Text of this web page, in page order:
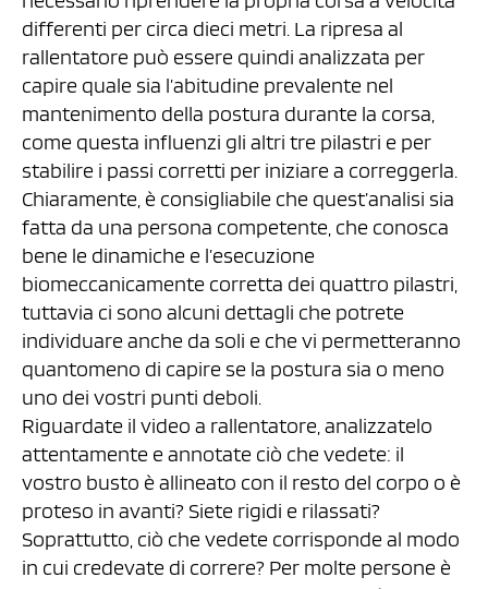
differenti per circa dieci metri. La ripresa al
rallentatore può essere quindi analizzata per
capire quale sia l’abitudine prevalente nel
mantenimento della postura durante la corsa,
come questa influenzi gli altri tre pilastri e per
stabilire i passi corretti per iniziare a correggerla.
Chiaramente, è consigliabile che quest’analisi sia
fatta da una persona competente, che conosca
bene le dinamiche e l’esecuzione
biomeccanicamente corretta dei quattro pilastri,
tuttavia ci sono alcuni dettagli che potrete
individuare anche da soli e che vi permetteranno
quantomeno di capire se la postura sia o meno
uno dei vostri punti deboli.
Riguardate il video a rallentatore, analizzatelo
attentamente e annotate ciò che vedete: il
vostro busto è allineato con il resto del corpo o è
proteso in avanti? Siete rigidi e rilassati?
Soprattutto, ciò che vedete corrisponde al modo
in cui credevate di correre? Per molte persone è